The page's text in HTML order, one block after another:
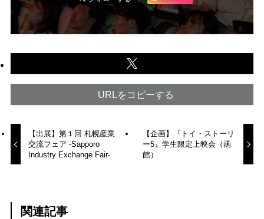
URLをコピーする
【出展】第１回 札幌産業
交流フェア -Sapporo
Industry Exchange Fair-
【企画】『トイ・ストーリ
ー5』学生限定上映会（函
館）
関連記事